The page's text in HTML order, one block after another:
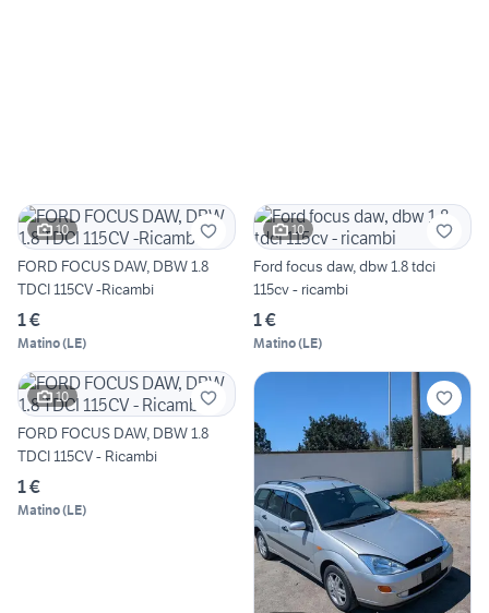
10
FORD FOCUS DAW, DBW 1.8
TDCI 115CV -Ricambi
1 €
Matino(LE)
10
Ford focus daw, dbw 1.8 tdci
115cv - ricambi
1 €
Matino(LE)
10
FORD FOCUS DAW, DBW 1.8
TDCI 115CV - Ricambi
1 €
Matino(LE)